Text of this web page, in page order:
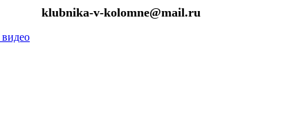
klubnika-v-kolomne@mail.ru